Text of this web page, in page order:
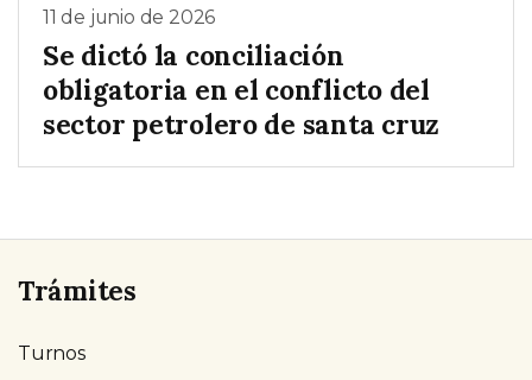
11 de junio de 2026
Se dictó la conciliación
obligatoria en el conflicto del
sector petrolero de santa cruz
Trámites
Turnos